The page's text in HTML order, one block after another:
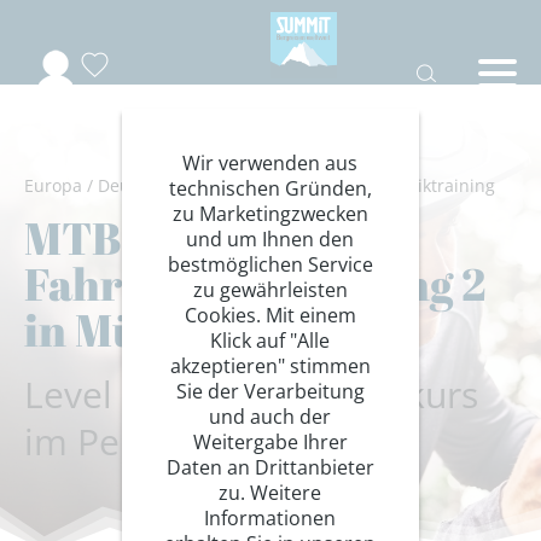
Europa / Deutschland/Bayern/Rad/Fahrtechniktraining
MTB
Fahrtechniktraining 2
in München
Level 2: Tages-/Aufbaukurs
im Perlacher Forst
Wir verwenden aus
technischen Gründen,
zu Marketingzwecken
und um Ihnen den
bestmöglichen Service
zu gewährleisten
Cookies. Mit einem
Klick auf "Alle
akzeptieren" stimmen
Sie der Verarbeitung
und auch der
Weitergabe Ihrer
Daten an Drittanbieter
zu. Weitere
Informationen